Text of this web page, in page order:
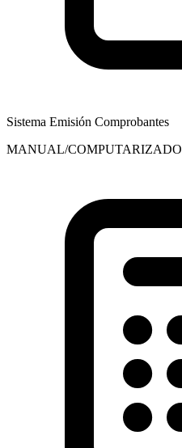
Sistema Emisión Comprobantes
MANUAL/COMPUTARIZADO